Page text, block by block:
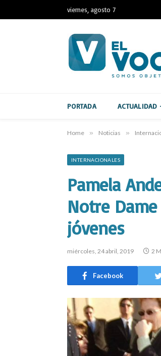
viernes, agosto 7
PORTADA ACTUALIDAD
Home » Noticias »
INTERNACIONALES
Pamela
Notre
jóvenes
miércoles, 24 abril, 2019 2
Facebook